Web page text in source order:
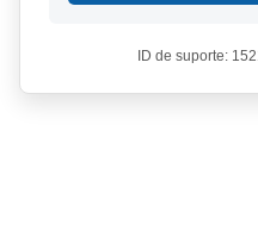
ID de suporte: